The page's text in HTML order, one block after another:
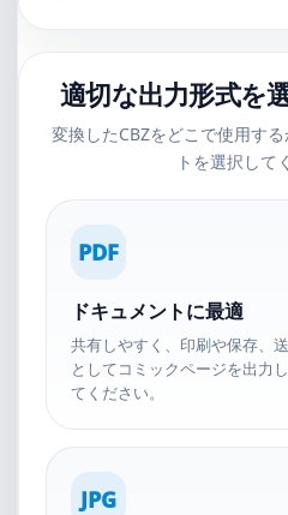
適切な出力形式を
変換したCBZをどこで使用す
トを選択して
PDF
ドキュメントに最適
共有しやすく、印刷や保存、
としてコミックページを出力
てください。
JPG